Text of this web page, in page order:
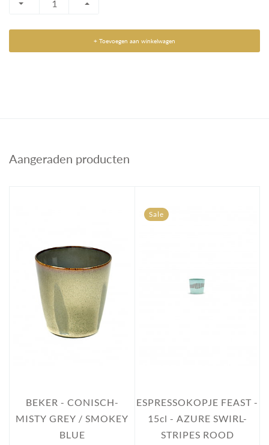
+ Toevoegen aan winkelwagen
Aangeraden producten
BEKER - CONISCH-
MISTY GREY / SMOKEY
BLUE
Sale
ESPRESSOKOPJE FEAST -
15cl - AZURE SWIRL-
STRIPES ROOD